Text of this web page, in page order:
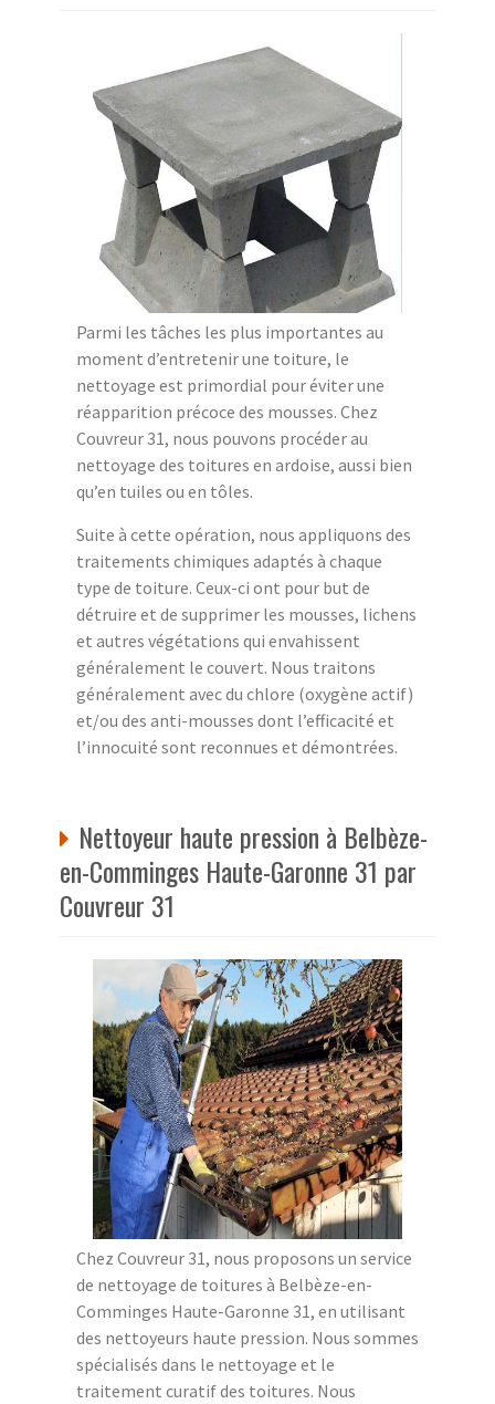
Parmi les tâches les plus importantes au
moment d’entretenir une toiture, le
nettoyage est primordial pour éviter une
réapparition précoce des mousses. Chez
Couvreur 31, nous pouvons procéder au
nettoyage des toitures en ardoise, aussi bien
qu’en tuiles ou en tôles.
Suite à cette opération, nous appliquons des
traitements chimiques adaptés à chaque
type de toiture. Ceux-ci ont pour but de
détruire et de supprimer les mousses, lichens
et autres végétations qui envahissent
généralement le couvert. Nous traitons
généralement avec du chlore (oxygène actif)
et/ou des anti-mousses dont l’efficacité et
l’innocuité sont reconnues et démontrées.
Nettoyeur haute pression à Belbèze-
en-Comminges Haute-Garonne 31 par
Couvreur 31
Chez Couvreur 31, nous proposons un service
de nettoyage de toitures à Belbèze-en-
Comminges Haute-Garonne 31, en utilisant
des nettoyeurs haute pression. Nous sommes
spécialisés dans le nettoyage et le
traitement curatif des toitures. Nous